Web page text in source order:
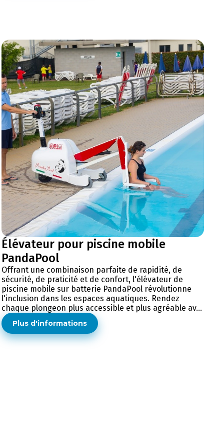
Élévateur pour piscine mobile
PandaPool
Offrant une combinaison parfaite de rapidité, de
sécurité, de praticité et de confort, l'élévateur de
piscine mobile sur batterie PandaPool révolutionne
l'inclusion dans les espaces aquatiques. Rendez
chaque plongeon plus accessible et plus agréable av...
Plus d'informations